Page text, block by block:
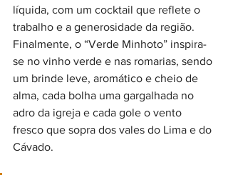
líquida, com um cocktail que reflete o
trabalho e a generosidade da região.
Finalmente, o “Verde Minhoto” inspira-
se no vinho verde e nas romarias, sendo
um brinde leve, aromático e cheio de
alma, cada bolha uma gargalhada no
adro da igreja e cada gole o vento
fresco que sopra dos vales do Lima e do
Cávado.